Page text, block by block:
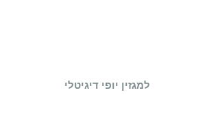
למגזין יופי דיגיטלי